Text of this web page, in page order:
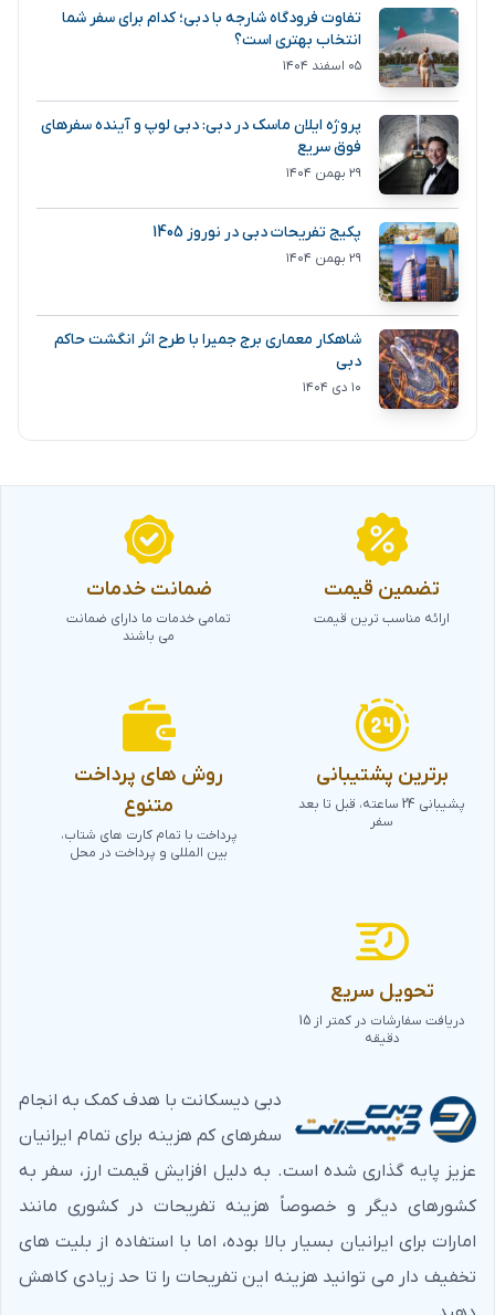
تفاوت فرودگاه شارجه با دبی؛ کدام برای سفر شما
انتخاب بهتری است؟
۰۵ اسفند ۱۴۰۴
پروژه ایلان ماسک در دبی: دبی لوپ و آینده سفرهای
فوق سریع
۲۹ بهمن ۱۴۰۴
پکیج تفریحات دبی در نوروز 1405
۲۹ بهمن ۱۴۰۴
شاهکار معماری برج جمیرا با طرح اثر انگشت حاکم
دبی
۱۰ دی ۱۴۰۴
تضمین قیمت
ارائه مناسب ترین قیمت
ضمانت خدمات
تمامی خدمات ما دارای ضمانت
می باشند
برترین پشتیبانی
پشیبانی 24 ساعته، قبل تا بعد
سفر
روش های پرداخت
متنوع
پرداخت با تمام کارت های شتاب،
بین المللی و پرداخت در محل
تحویل سریع
دریافت سفارشات در کمتر از 15
دقیقه
دبی دیسکانت با هدف کمک به انجام
سفرهای کم هزینه برای تمام ایرانیان
عزیز پایه گذاری شده است. به دلیل افزایش قیمت ارز، سفر به
کشورهای دیگر و خصوصاً هزینه تفریحات در کشوری مانند
امارات برای ایرانیان بسیار بالا بوده، اما با استفاده از بلیت های
تخفیف دار می توانید هزینه این تفریحات را تا حد زیادی کاهش